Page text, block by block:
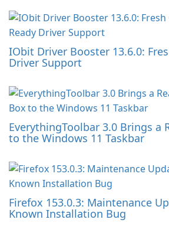
IObit Driver Booster 13.6.0:
Driver Support
EverythingToolbar 3.0 Brings a
to the Windows 11 Taskbar
Firefox 153.0.3: Maintenance
Known Installation Bug